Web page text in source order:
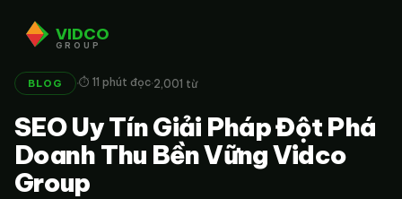
VIDCO
GROUP
BLOG ·⏱ 11 phút đọc·2,001 từ
SEO Uy Tín Giải Pháp Đột Phá
Doanh Thu Bền Vững Vidco
Group